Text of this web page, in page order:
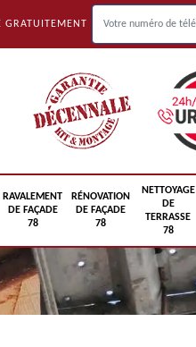
GRATUITEMENT
RAVALEMENT
DE FAÇADE
78
RÉNOVATION
DE FAÇADE
78
NETTOYAGE
DE
TERRASSE
78